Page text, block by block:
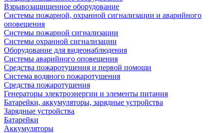
Взрывозащищенное оборудование
Системы пожарной, охранной сигнализации и аварийного
оповещения
Системы пожарной сигнализации
Системы охранной сигнализации
Оборудование для видеонаблюдения
Системы аварийного оповещения
Средства пожаротушения и первой помощи
Система водяного пожаротушения
Средства пожаротушения
Генераторы электроэнергии и элементы питания
Батарейки, аккумуляторы, зарядные устройства
Зарядные устройства
Батарейки
Аккумуляторы